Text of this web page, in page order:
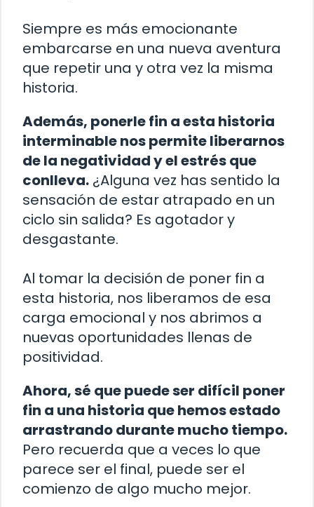
Siempre es más emocionante
embarcarse en una nueva aventura
que repetir una y otra vez la misma
historia.
Además, ponerle fin a esta historia
interminable nos permite liberarnos
de la negatividad y el estrés que
conlleva. ¿Alguna vez has sentido la
sensación de estar atrapado en un
ciclo sin salida? Es agotador y
desgastante.
Al tomar la decisión de poner fin a
esta historia, nos liberamos de esa
carga emocional y nos abrimos a
nuevas oportunidades llenas de
positividad.
Ahora, sé que puede ser difícil poner
fin a una historia que hemos estado
arrastrando durante mucho tiempo.
Pero recuerda que a veces lo que
parece ser el final, puede ser el
comienzo de algo mucho mejor.